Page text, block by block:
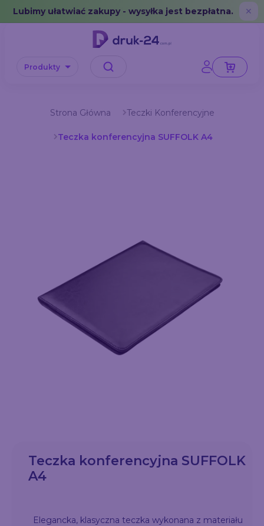
Error: No data in cache or invalid format
Lubimy ułatwiać zakupy - wysyłka jest bezpłatna. ✕
Produkty
Strona Główna Teczki Konferencyjne
Teczka konferencyjna SUFFOLK A4
Teczka konferencyjna SUFFOLK
A4
Elegancka, klasyczna teczka wykonana z materiału